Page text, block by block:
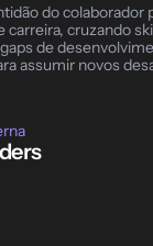
do colaborador
carreira, cruzando
de
assumir novos